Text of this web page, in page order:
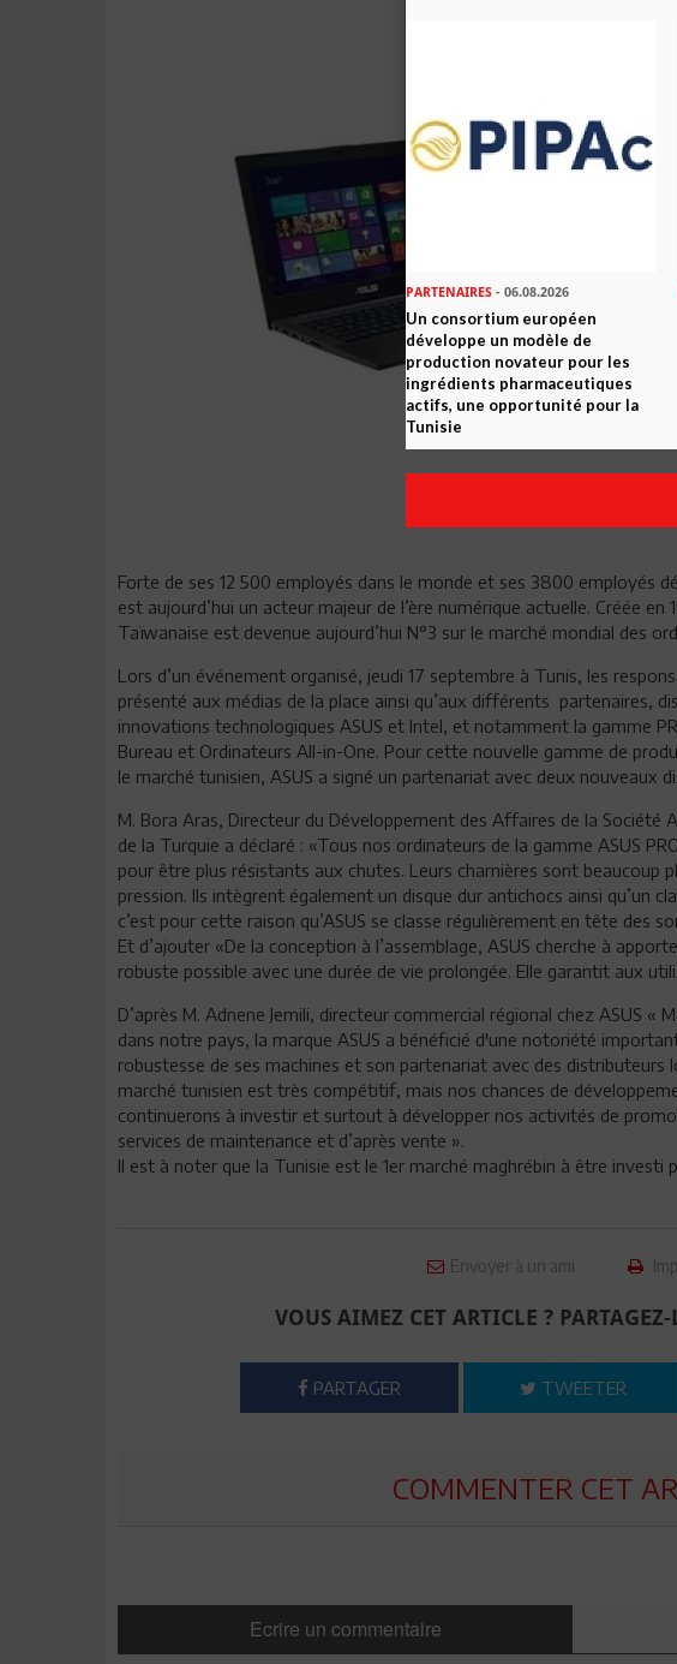
Forte de ses 12 500 employés dans le monde et ses 3800 employés
est aujourd’hui un acteur majeur de l’ère numérique actuelle. Créée
Taïwanaise est devenue aujourd’hui N°3 sur le marché mondial des
Lors d’un événement organisé, jeudi 17 septembre à Tunis, les
présenté aux médias de la place ainsi qu’aux différents partenaires,
innovations technologiques ASUS et Intel, et notamment la gamme
Bureau et Ordinateurs All-in-One. Pour cette nouvelle gamme de
le marché tunisien, ASUS a signé un partenariat avec deux nouveaux
M. Bora Aras, Directeur du Développement des Affaires de la Société
de la Turquie a déclaré : «Tous nos ordinateurs de la gamme ASUS
pour être plus résistants aux chutes. Leurs charnières sont beaucoup
pression. Ils intègrent également un disque dur antichocs ainsi qu’un
c’est pour cette raison qu’ASUS se classe régulièrement en tête des
Et d’ajouter «De la conception à l’assemblage, ASUS cherche à
robuste possible avec une durée de vie prolongée. Elle garantit aux
D’après M. Adnene Jemili, directeur commercial régional chez ASUS
dans notre pays, la marque ASUS a bénéficié d'une notoriété
robustesse de ses machines et son partenariat avec des distributeurs
marché tunisien est très compétitif, mais nos chances de
continuerons à investir et surtout à développer nos activités de
services de maintenance et d’après vente ».
Il est à noter que la Tunisie est le 1er marché maghrébin à être investi
Envoyer à un ami
VOUS AIMEZ CET ARTICLE ?
PARTAGER TWEETER
COMMENTER CET
Ecrire un commentaire
PARTENAIRES - 06.08.2026
Un consortium européen
développe un modèle de
production novateur pour les
ingrédients pharmaceutiques
actifs, une opportunité pour la
Tunisie